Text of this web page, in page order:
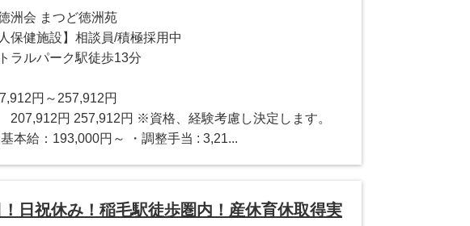
洲会 まつど徳洲苑
保健施設】相談員/積極採用中
ラルパーク駅徒歩13分
円～257,912円
円 257,912円 ※資格、経験考慮し決定します。
本給：193,000円～ ・調整手当 : 3,21...
日祝休み！稲毛駅徒歩圏内！産休育休取得実